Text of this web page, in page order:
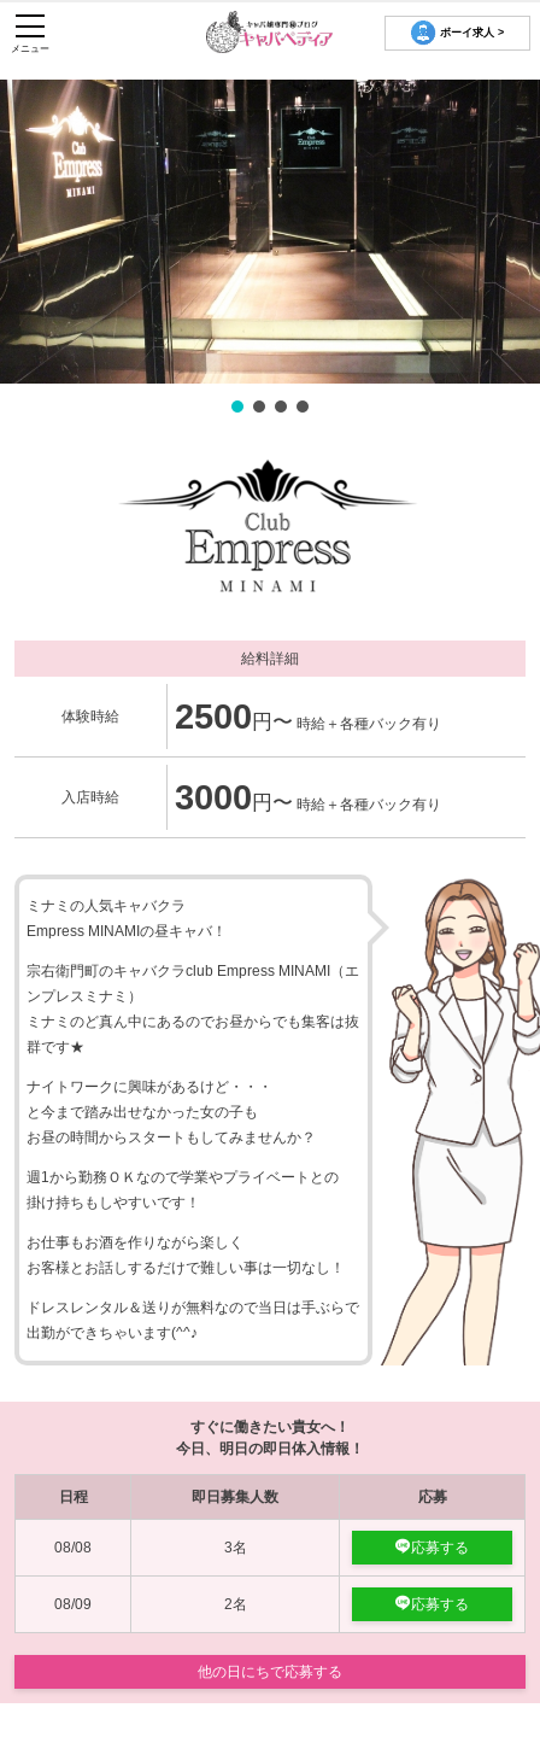
ボーイ求人 >
メニュー
給料詳細
体験時給 2500 円〜 時給＋各種バック有り
入店時給 3000 円〜 時給＋各種バック有り
ミナミの人気キャバクラ
Empress MINAMIの昼キャバ！
宗右衛門町のキャバクラclub Empress MINAMI（エ
ンプレスミナミ）
ミナミのど真ん中にあるのでお昼からでも集客は抜
群です★
ナイトワークに興味があるけど・・・
と今まで踏み出せなかった女の子も
お昼の時間からスタートもしてみませんか？
週1から勤務ＯＫなので学業やプライベートとの
掛け持ちもしやすいです！
お仕事もお酒を作りながら楽しく
お客様とお話しするだけで難しい事は一切なし！
ドレスレンタル＆送りが無料なので当日は手ぶらで
出勤ができちゃいます(^^♪
すぐに働きたい貴女へ！
今日、明日の即日体入情報！
日程 即日募集人数 応募
08/08 3名 応募する
08/09 2名 応募する
他の日にちで応募する